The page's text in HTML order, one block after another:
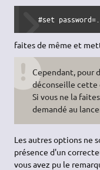
#set
faites de même et
Cependant, pour
déconseille cette
Si vous ne la
demandé au
Les autres options ne
présence d'un
vous avez pu le